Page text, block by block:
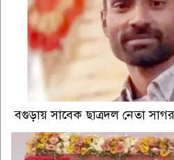
বগুড়ায় সাবেক ছাত্রদল নেতা